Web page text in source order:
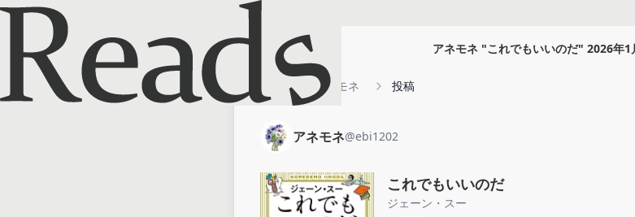
アネモネ "これでもいいのだ" 2026年1
アネモネ 投稿
アネモネ@ebi1202
これでもいいのだ
ジェーン・スー